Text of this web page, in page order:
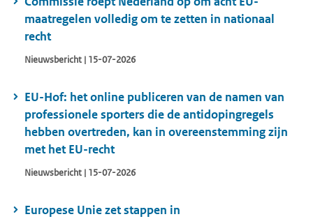
maatregelen volledig om te zetten in nationaal
recht
Nieuwsbericht | 15-07-2026
EU-Hof: het online publiceren van de namen van
professionele sporters die de antidopingregels
hebben overtreden, kan in overeenstemming zijn
met het EU-recht
Nieuwsbericht | 15-07-2026
Europese Unie zet stappen in